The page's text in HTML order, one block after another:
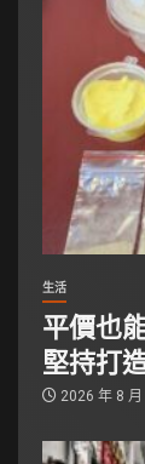
生活
平價也
堅持打
2026 年 8 月